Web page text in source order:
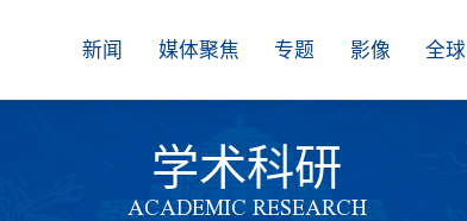
新闻 媒体聚焦 专题 影像 全球
学术科研
ACADEMIC RESEARCH